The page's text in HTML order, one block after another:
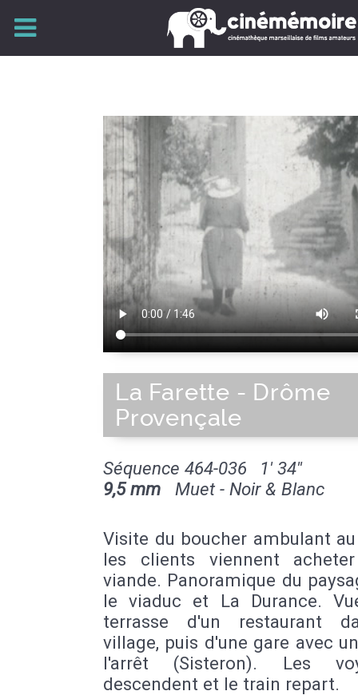
La Farette - Drôme
Provençale
Séquence 464-036
1' 34''
9,5 mm Muet - Noir & Blanc
Visite du boucher ambulant
les clients viennent
viande. Panoramique du
le viaduc et La Durance.
terrasse d'un restaurant
village, puis d'une gare avec
l'arrêt (Sisteron). Les
descendent et le train repart.